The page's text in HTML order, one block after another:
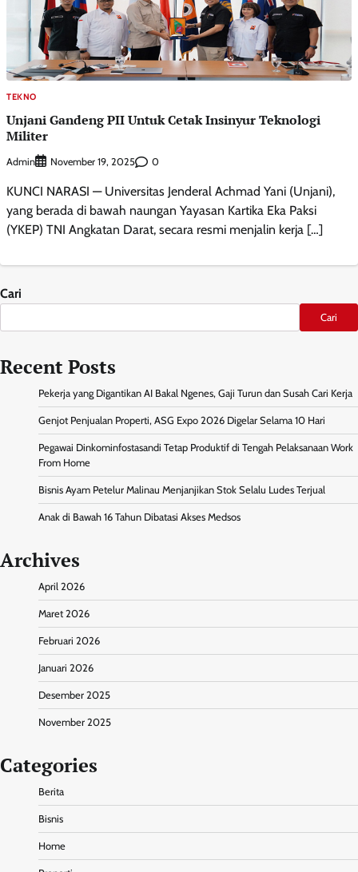
TEKNO
Unjani Gandeng PII Untuk Cetak Insinyur Teknologi
Militer
Admin November 19, 2025 0
KUNCI NARASI — Universitas Jenderal Achmad Yani (Unjani),
yang berada di bawah naungan Yayasan Kartika Eka Paksi
(YKEP) TNI Angkatan Darat, secara resmi menjalin kerja […]
Cari
Cari
Recent Posts
Pekerja yang Digantikan AI Bakal Ngenes, Gaji Turun dan Susah Cari Kerja
Genjot Penjualan Properti, ASG Expo 2026 Digelar Selama 10 Hari
Pegawai Dinkominfostasandi Tetap Produktif di Tengah Pelaksanaan Work
From Home
Bisnis Ayam Petelur Malinau Menjanjikan Stok Selalu Ludes Terjual
Anak di Bawah 16 Tahun Dibatasi Akses Medsos
Archives
April 2026
Maret 2026
Februari 2026
Januari 2026
Desember 2025
November 2025
Categories
Berita
Bisnis
Home